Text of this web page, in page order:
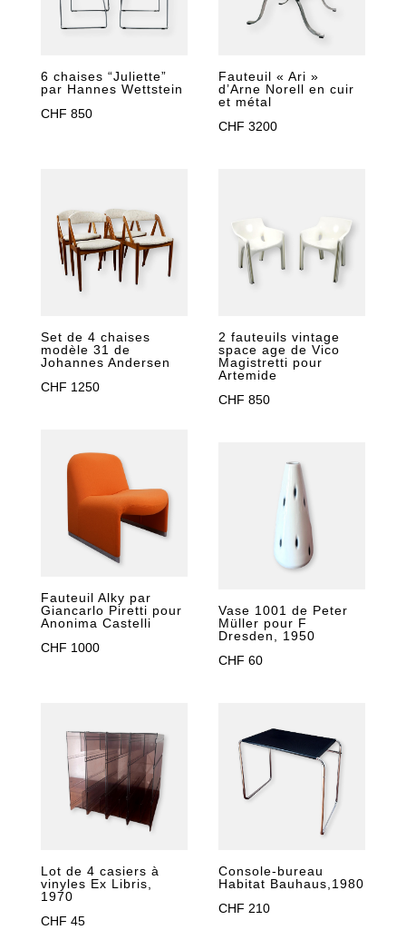
6 chaises “Juliette”
par Hannes Wettstein
CHF 850
Fauteuil « Ari »
d’Arne Norell en cuir
et métal
CHF 3200
Set de 4 chaises
modèle 31 de
Johannes Andersen
CHF 1250
2 fauteuils vintage
space age de Vico
Magistretti pour
Artemide
CHF 850
Fauteuil Alky par
Giancarlo Piretti pour
Anonima Castelli
CHF 1000
Vase 1001 de Peter
Müller pour F
Dresden, 1950
CHF 60
Lot de 4 casiers à
vinyles Ex Libris,
1970
CHF 45
Console-bureau
Habitat Bauhaus,1980
CHF 210